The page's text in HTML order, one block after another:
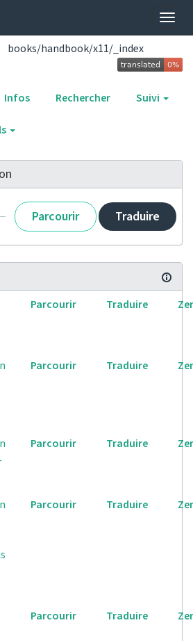
la
books/handbook/x11/_index
Infos Rechercher Suivi
Parcourir Traduire
Parcourir Traduire
Parcourir Traduire
Parcourir Traduire
Parcourir Traduire
Parcourir Traduire